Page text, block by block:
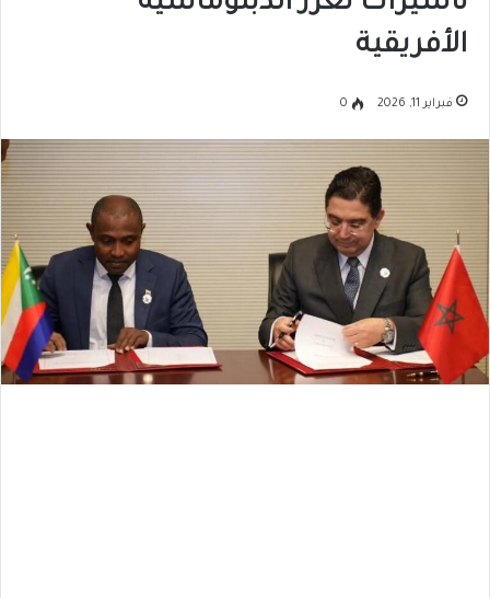
الأفريقية
فبراير 11, 2026 0